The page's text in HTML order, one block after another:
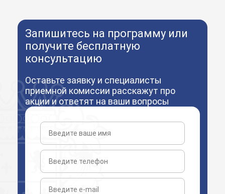
Запишитесь на программу или
получите бесплатную
консультацию
Оставьте заявку и специалисты
приемной комиссии расскажут про
акции и ответят на ваши вопросы